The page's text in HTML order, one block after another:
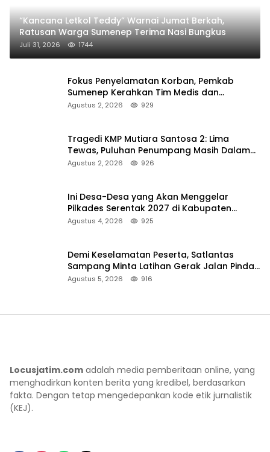
“Kancana Letkol Teddy” Warnai Jumat Berkah,
Ratusan Warga Sumenep Terima Nasi Bungkus
Juli 31, 2026 1744
Fokus Penyelamatan Korban, Pemkab
Sumenep Kerahkan Tim Medis dan
Ambulans ke Pelabuhan Kalianget
Agustus 2, 2026 929
Tragedi KMP Mutiara Santosa 2: Lima
Tewas, Puluhan Penumpang Masih Dalam
Pencarian
Agustus 2, 2026 926
Ini Desa-Desa yang Akan Menggelar
Pilkades Serentak 2027 di Kabupaten
Sumenep
Agustus 4, 2026 925
Demi Keselamatan Peserta, Satlantas
Sampang Minta Latihan Gerak Jalan Pindah
ke Lokasi Aman
Agustus 5, 2026 916
Locusjatim.com adalah media pemberitaan online, yang
menghadirkan konten berita yang kredibel, berdasarkan
fakta. Dengan tetap mengedepankan kode etik jurnalistik
(KEJ).